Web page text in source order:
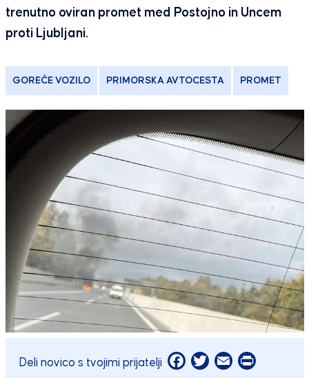
trenutno oviran promet med Postojno in Uncem
proti Ljubljani.
GOREČE VOZILO PRIMORSKA AVTOCESTA PROMET
Deli novico s tvojimi prijatelji Facebook
Twitter
EmailPrint